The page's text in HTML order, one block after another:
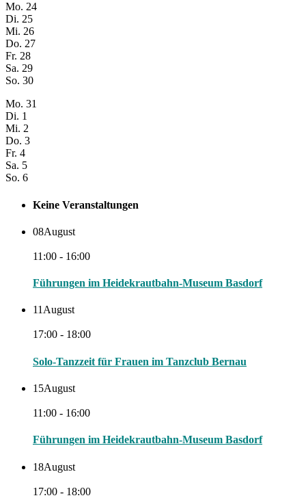
Mo. 24
Di. 25
Mi. 26
Do. 27
Fr. 28
Sa. 29
So. 30
Mo. 31
Di. 1
Mi. 2
Do. 3
Fr. 4
Sa. 5
So. 6
Keine Veranstaltungen
08August
11:00 - 16:00
Führungen im Heidekrautbahn-Museum Basdorf
11August
17:00 - 18:00
Solo-Tanzzeit für Frauen im Tanzclub Bernau
15August
11:00 - 16:00
Führungen im Heidekrautbahn-Museum Basdorf
18August
17:00 - 18:00